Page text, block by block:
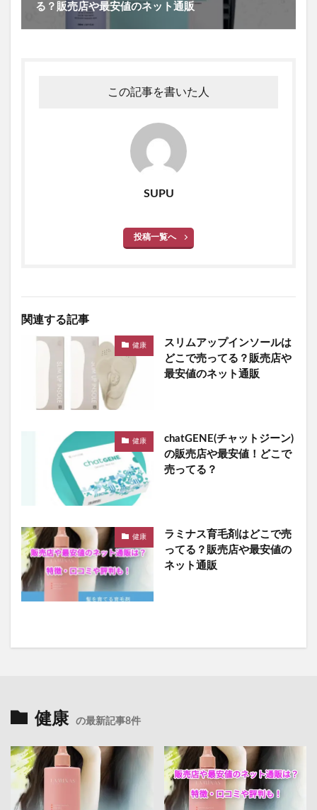
る？販売店や最安値のネット通販
この記事を書いた人
SUPU
投稿一覧へ
関連する記事
健康
スリムアップインソールは
どこで売ってる？販売店や
最安値のネット通販
健康
chatGENE(チャットジーン)
の販売店や最安値！どこで
売ってる？
健康
ラミナス育毛剤はどこで売
ってる？販売店や最安値の
ネット通販
健康 の最新記事8件